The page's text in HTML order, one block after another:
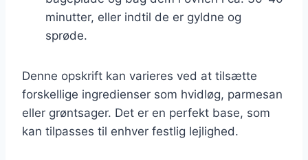
minutter, eller indtil de er gyldne og
sprøde.
Denne opskrift kan varieres ved at tilsætte
forskellige ingredienser som hvidløg, parmesan
eller grøntsager. Det er en perfekt base, som
kan tilpasses til enhver festlig lejlighed.